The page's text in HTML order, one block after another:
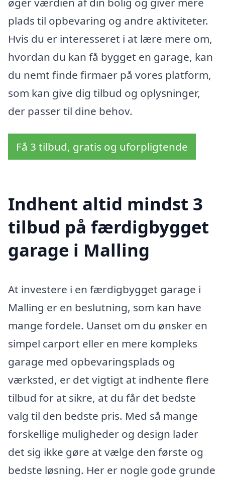
plads til opbevaring og andre aktiviteter.
Hvis du er interesseret i at lære mere om,
hvordan du kan få bygget en garage, kan
du nemt finde firmaer på vores platform,
som kan give dig tilbud og oplysninger,
der passer til dine behov.
Få 3 tilbud, gratis og uforpligtende
Indhent altid mindst 3
tilbud på færdigbygget
garage i Malling
At investere i en færdigbygget garage i
Malling er en beslutning, som kan have
mange fordele. Uanset om du ønsker en
simpel carport eller en mere kompleks
garage med opbevaringsplads og
værksted, er det vigtigt at indhente flere
tilbud for at sikre, at du får det bedste
valg til den bedste pris. Med så mange
forskellige muligheder og design lader
det sig ikke gøre at vælge den første og
bedste løsning. Her er nogle gode grunde